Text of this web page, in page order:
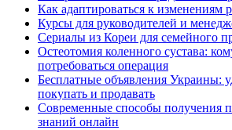
Как адаптироваться к изменениям
Курсы для руководителей и
Сериалы из Кореи для семейного
Остеотомия коленного сустава:
потребоваться операция
Бесплатные объявления Украины:
покупать и продавать
Современные способы получения
знаний онлайн